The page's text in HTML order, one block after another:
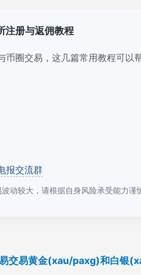
注册与返佣教程
币圈交易，这几篇常用教程可以
报交流群
动较大，请根据自身风险承受能力谨
交易黄金(xau/paxg)和白银